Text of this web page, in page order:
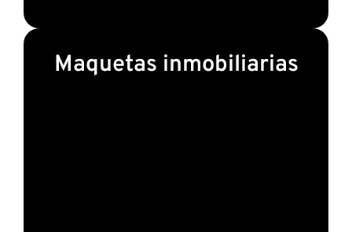
Maquetas inmobiliarias